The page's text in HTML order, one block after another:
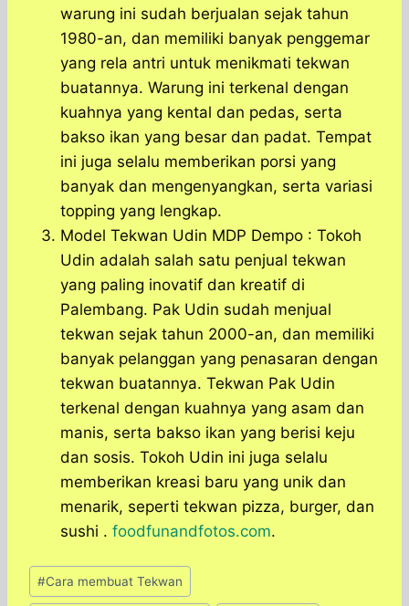
warung ini sudah berjualan sejak tahun
1980-an, dan memiliki banyak penggemar
yang rela antri untuk menikmati tekwan
buatannya. Warung ini terkenal dengan
kuahnya yang kental dan pedas, serta
bakso ikan yang besar dan padat. Tempat
ini juga selalu memberikan porsi yang
banyak dan mengenyangkan, serta variasi
topping yang lengkap.
Model Tekwan Udin MDP Dempo : Tokoh
Udin adalah salah satu penjual tekwan
yang paling inovatif dan kreatif di
Palembang. Pak Udin sudah menjual
tekwan sejak tahun 2000-an, dan memiliki
banyak pelanggan yang penasaran dengan
tekwan buatannya. Tekwan Pak Udin
terkenal dengan kuahnya yang asam dan
manis, serta bakso ikan yang berisi keju
dan sosis. Tokoh Udin ini juga selalu
memberikan kreasi baru yang unik dan
menarik, seperti tekwan pizza, burger, dan
sushi . foodfunandfotos.com.
Post
Tags:
#Cara membuat Tekwan